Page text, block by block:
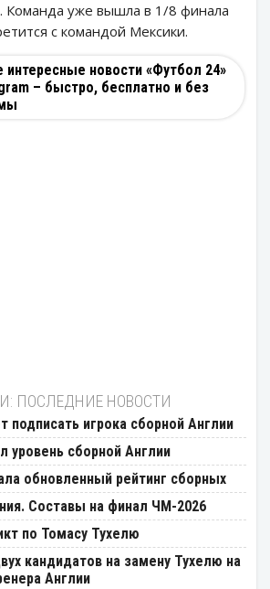
Команда уже вышла в 1/8 финала
с командой Мексики.
новости «Футбол 24»
– быстро, бесплатно и без
ПОСЛЕДНИЕ НОВОСТИ
подписать игрока сборной Англии
уровень сборной Англии
обновленный рейтинг сборных
Составы на финал ЧМ-2026
по Томасу Тухелю
кандидатов на замену Тухелю на
Англии